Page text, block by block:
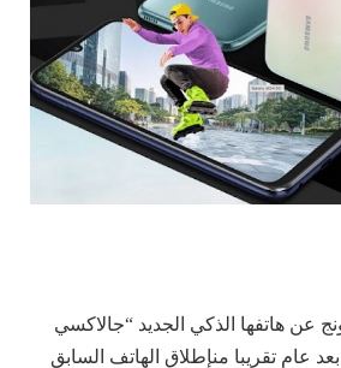
هاتفها الذكي الجديد “جالاكسي
إطلاق الهاتف السابق